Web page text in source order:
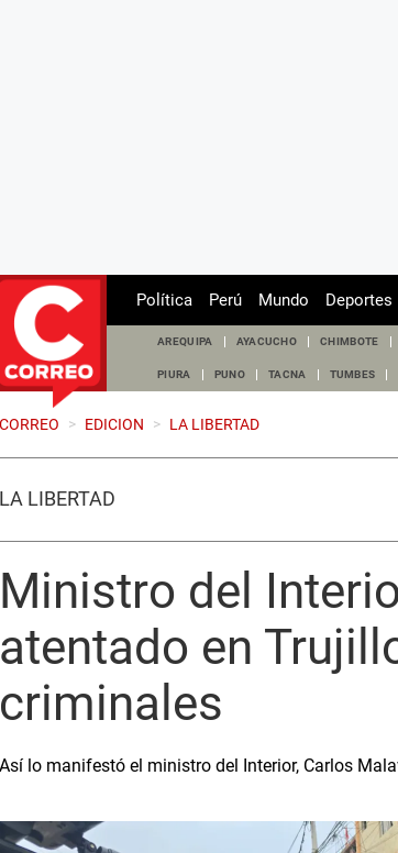
Política Perú Mundo Deportes
AREQUIPA AYACUCHO CHIMBOTE
PIURA PUNO TACNA TUMBES
CORREO > EDICION > LA LIBERTAD
LA LIBERTAD
Ministro del
atentado en
criminales
Así lo manifestó el ministro del Interior, Carlos